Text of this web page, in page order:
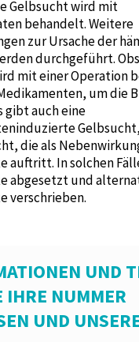
Gelbsucht wird mit
behandelt. Weitere
zur Ursache der
durchgeführt.
mit einer Operation
um die
gibt auch eine
die als
auftritt. In solchen
abgesetzt und
verschrieben.
UND
IHRE NUMMER
UND